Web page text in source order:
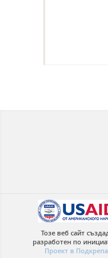
Тозе веб сайт
разработен по
Проект в